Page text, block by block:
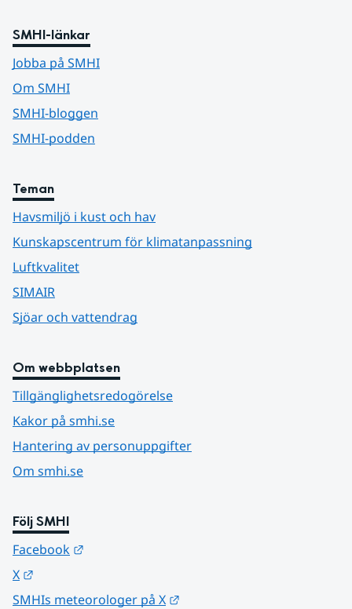
SMHI-länkar
Jobba på SMHI
Om SMHI
SMHI-bloggen
SMHI-podden
Teman
Havsmiljö i kust och hav
Kunskapscentrum för klimatanpassning
Luftkvalitet
SIMAIR
Sjöar och vattendrag
Om webbplatsen
Tillgänglighetsredogörelse
Kakor på smhi.se
Hantering av personuppgifter
Om smhi.se
Följ SMHI
Facebook
X
SMHIs meteorologer på X